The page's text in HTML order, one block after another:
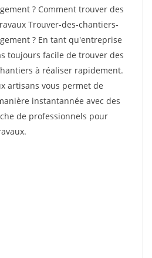
? Comment trouver des
Trouver-des-chantiers-
? En tant qu'entreprise
toujours facile de trouver des
à réaliser rapidement.
artisans vous permet de
instantannée avec des
de professionnels pour